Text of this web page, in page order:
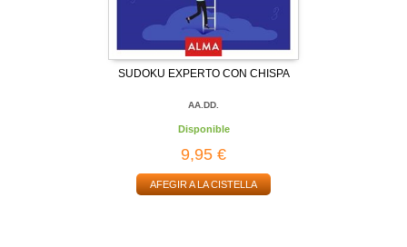
SUDOKU EXPERTO CON CHISPA
AA.DD.
Disponible
9,95 €
AFEGIR A LA CISTELLA